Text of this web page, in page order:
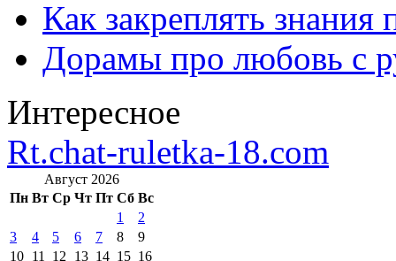
Как закреплять знания
Дорамы про любовь с
Интересное
Rt.chat-ruletka-18.com
Август 2026
Пн Вт Ср Чт Пт Сб Вс
1
2
3
4 5 6 7 8
9
10 11 12 13 14 15 16